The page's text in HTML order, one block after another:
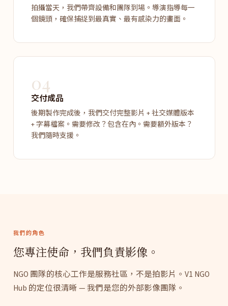
拍攝當天，我們帶齊設備和團隊到場。導演指導每一
個鏡頭，確保捕捉到最真實、最有感染力的畫面。
04
交付成品
後期製作完成後，我們交付完整影片 + 社交媒體版本
+ 字幕檔案。需要修改？包含在內。需要額外版本？
我們隨時支援。
我們的角色
您專注使命，我們負責影像。
NGO 團隊的核心工作是服務社區，不是拍影片。V1 NGO
Hub 的定位很清晰 — 我們是您的外部影像團隊。